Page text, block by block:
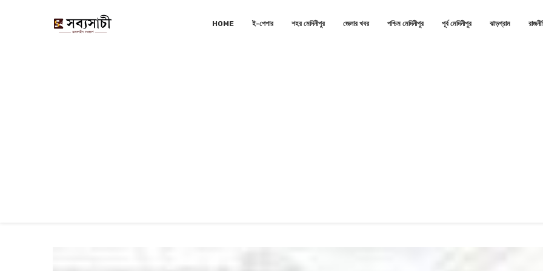
HOME ই-পেপার শহর মেদিনীপুর জেলার খবর পশ্চিম মেদিনীপুর পূর্ব মেদিনীপুর ঝাড়গ্রাম